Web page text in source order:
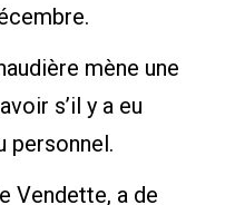
mène une
s’il y a eu
personnel.
Vendette, a de